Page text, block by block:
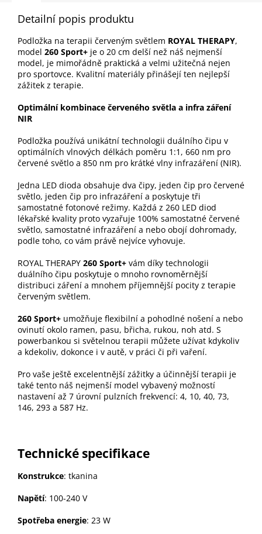
Detailní popis produktu
Podložka na terapii červeným světlem ROYAL THERAPY,
model 260 Sport+ je o 20 cm delší než náš nejmenší
model, je mimořádně praktická a velmi užitečná nejen
pro sportovce. Kvalitní materiály přinášejí ten nejlepší
zážitek z terapie.
Optimální kombinace červeného světla a infra záření
NIR
Podložka používá unikátní technologii duálního čipu v
optimálních vlnových délkách poměru 1:1, 660 nm pro
červené světlo a 850 nm pro krátké vlny infrazáření (NIR).
Jedna LED dioda obsahuje dva čipy, jeden čip pro červené
světlo, jeden čip pro infrazáření a poskytuje tři
samostatné fotonové režimy. Každá z 260 LED diod
lékařské kvality proto vyzařuje 100% samostatné červené
světlo, samostatné infrazáření a nebo obojí dohromady,
podle toho, co vám právě nejvíce vyhovuje.
ROYAL THERAPY 260 Sport+ vám díky technologii
duálního čipu poskytuje o mnoho rovnoměrnější
distribuci záření a mnohem příjemnější pocity z terapie
červeným světlem.
260 Sport+ umožňuje flexibilní a pohodlné nošení a nebo
ovinutí okolo ramen, pasu, břicha, rukou, noh atd. S
powerbankou si světelnou terapii můžete užívat kdykoliv
a kdekoliv, dokonce i v autě, v práci či při vaření.
Pro vaše ještě excelentnější zážitky a účinnější terapii je
také tento náš nejmenší model vybavený možností
nastavení až 7 úrovní pulzních frekvencí: 4, 10, 40, 73,
146, 293 a 587 Hz.
Technické specifikace
Konstrukce: tkanina
Napětí: 100-240 V
Spotřeba energie: 23 W